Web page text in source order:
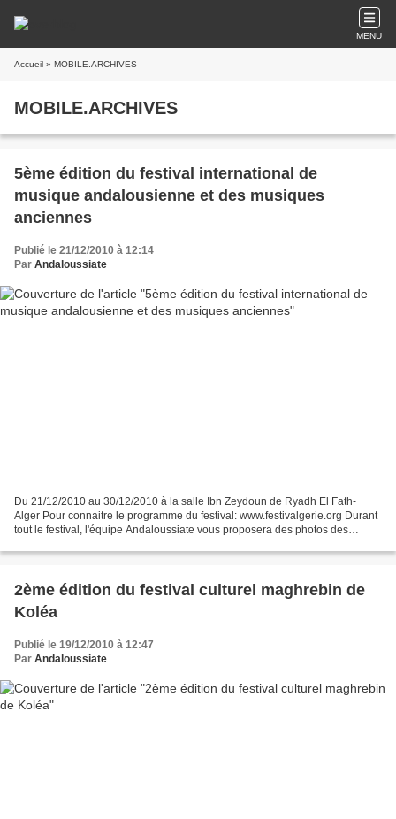
MENU
Accueil » MOBILE.ARCHIVES
MOBILE.ARCHIVES
5ème édition du festival international de
musique andalousienne et des musiques
anciennes
Publié le 21/12/2010 à 12:14
Par Andaloussiate
Du 21/12/2010 au 30/12/2010 à la salle Ibn Zeydoun de Ryadh El Fath-
Alger Pour connaitre le programme du festival: www.festivalgerie.org Durant
tout le festival, l'équipe Andaloussiate vous proposera des photos des
2ème édition du festival culturel maghrebin de
Koléa
Publié le 19/12/2010 à 12:47
Par Andaloussiate